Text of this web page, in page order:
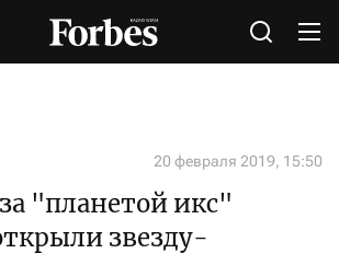
20 февраля 2019, 15:50
"планетой икс"
звезду-